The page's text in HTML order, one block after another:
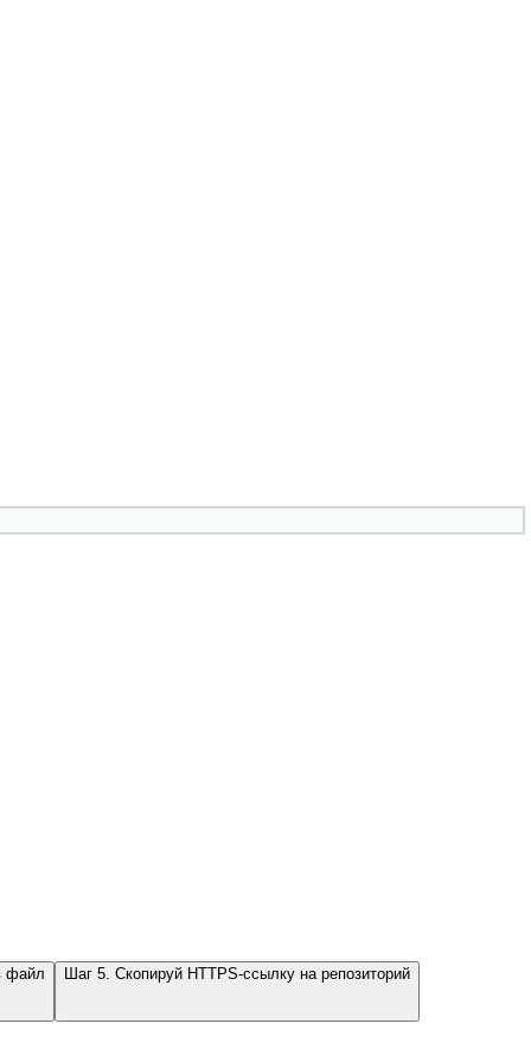
файл Шаг 5. Скопируй HTTPS-ссылку на репозиторий